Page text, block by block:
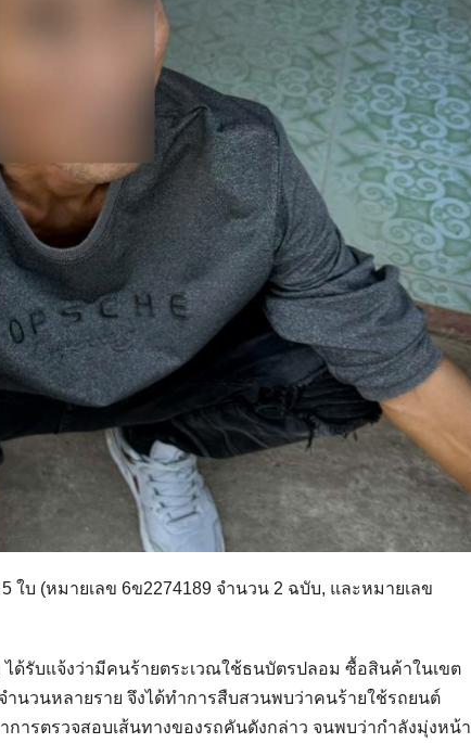
บ (หมายเลข 6ข2274189 จำนวน 2 ฉบับ, และหมายเลข
ได้รับแจ้งว่ามีคนร้ายตระเวณใช้ธนบัตรปลอม ซื้อสินค้าในเขต
ำนวนหลายราย จึงได้ทำการสืบสวนพบว่าคนร้ายใช้รถยนต์
การตรวจสอบเส้นทางของรถคันดังกล่าว จนพบว่ากำลังมุ่งหน้า